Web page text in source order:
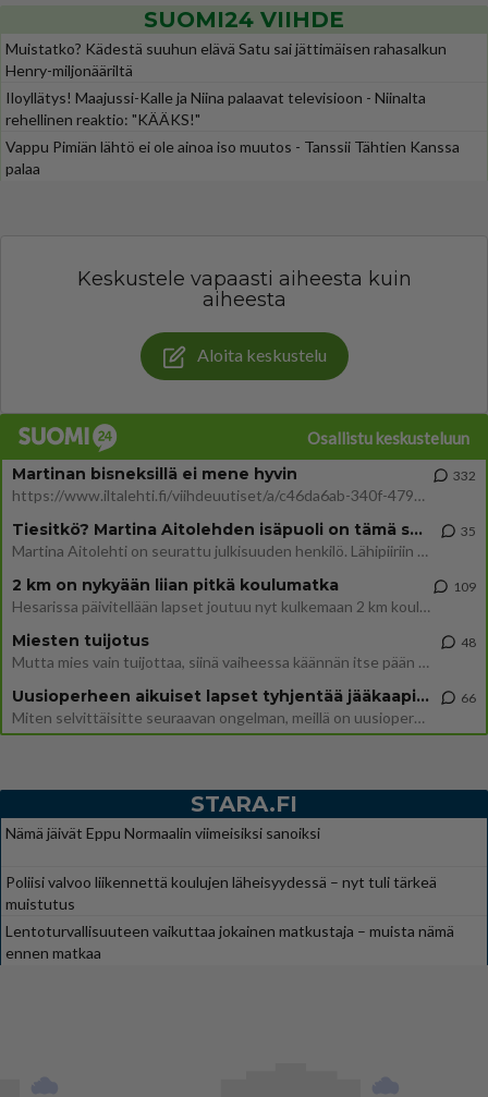
SUOMI24 VIIHDE
Muistatko? Kädestä suuhun elävä Satu sai jättimäisen rahasalkun
Henry-miljonääriltä
Iloyllätys! Maajussi-Kalle ja Niina palaavat televisioon - Niinalta
rehellinen reaktio: "KÄÄKS!"
Vappu Pimiän lähtö ei ole ainoa iso muutos - Tanssii Tähtien Kanssa
palaa
Keskustele vapaasti aiheesta kuin
aiheesta
Aloita keskustelu
Osallistu keskusteluun
Martinan bisneksillä ei mene hyvin
https://www.iltalehti.fi/viihdeuutiset/a/c46da6ab-340f-4790-aaa7-0865eed2336 Yrityksen konkurssihakemus on tullut kärä
332
Tiesitkö? Martina Aitolehden isäpuoli on tämä suosittu laulaja
Martina Aitolehti on seurattu julkisuuden henkilö. Lähipiiriin mahtuu muitakin tunnettuja henkilöitä. Tiesitkö, että Ma
35
2 km on nykyään liian pitkä koulumatka
Hesarissa päivitellään lapset joutuu nyt kulkemaan 2 km kouluun jösses. Ruostefillarilla tuo matka menee vaikka miten äk
109
Miesten tuijotus
Mutta mies vain tuijottaa, siinä vaiheessa käännän itse pään pois. Mikä juttu? Yleensä jos joku tuijottaa tai katsoo, hä
48
Uusioperheen aikuiset lapset tyhjentää jääkaapin käydessään
Miten selvittäisitte seuraavan ongelman, meillä on uusioperhe, minulla teini-ikäiset lapset ja puolisolla aikuiset, jotk
66
STARA.FI
Nämä jäivät Eppu Normaalin viimeisiksi sanoiksi
Poliisi valvoo liikennettä koulujen läheisyydessä – nyt tuli tärkeä
muistutus
Lentoturvallisuuteen vaikuttaa jokainen matkustaja – muista nämä
ennen matkaa